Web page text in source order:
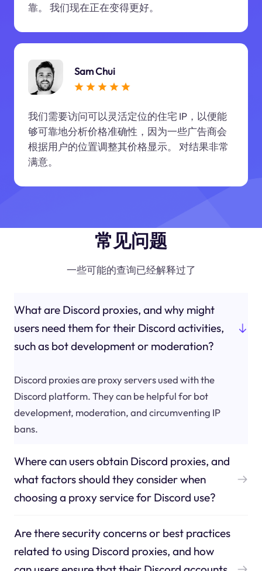
靠。 我们现在正在变得更好。
Sam Chui
我们需要访问可以灵活定位的住宅 IP，以便能
够可靠地分析价格准确性，因为一些广告商会
根据用户的位置调整其价格显示。 对结果非常
满意。
常见问题
一些可能的查询已经解释过了
What are Discord proxies, and why might
users need them for their Discord activities,
such as bot development or moderation?
Discord proxies are proxy servers used with the
Discord platform. They can be helpful for bot
development, moderation, and circumventing IP
bans.
Where can users obtain Discord proxies, and
what factors should they consider when
choosing a proxy service for Discord use?
Are there security concerns or best practices
related to using Discord proxies, and how